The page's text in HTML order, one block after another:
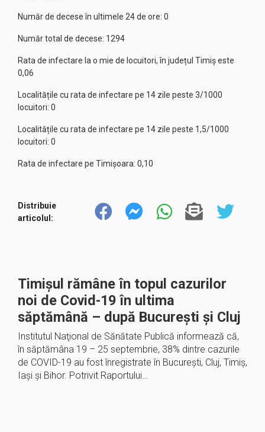
Număr de decese în ultimele 24 de ore: 0
Număr total de decese: 1294
Rata de infectare la o mie de locuitori, în județul Timiș este
0,06
Localitățile cu rata de infectare pe 14 zile peste 3/1000
locuitori: 0
Localitățile cu rata de infectare pe 14 zile peste 1,5/1000
locuitori: 0
Rata de infectare pe Timișoara: 0,10
Distribuie
articolul:
Timișul rămâne în topul cazurilor
noi de Covid-19 în ultima
săptămână – după Bucureşti și Cluj
Institutul Naţional de Sănătate Publică informează că,
în săptămâna 19 – 25 septembrie, 38% dintre cazurile
de COVID-19 au fost înregistrate în Bucureşti, Cluj, Timiş,
Iaşi şi Bihor. Potrivit Raportului…